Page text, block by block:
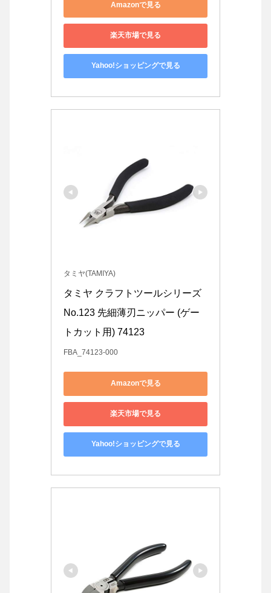
Amazonで見る
楽天市場で見る
Yahoo!ショッピングで見る
タミヤ(TAMIYA)
タミヤ クラフトツールシリーズ
No.123 先細薄刃ニッパー (ゲー
トカット用) 74123
FBA_74123-000
Amazonで見る
楽天市場で見る
Yahoo!ショッピングで見る